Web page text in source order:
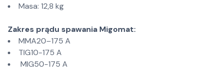
Masa: 12,8 kg
Zakres prądu spawania Migomat:
MMA20–175 A
TIG10-175 A
MIG50-175 A